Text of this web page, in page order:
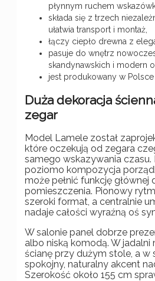
płynnym ruchem
składa się z trzech
ułatwia transport i montaż,
łączy ciepło drewna z
pasuje do wnętrz
skandynawskich i modern
jest produkowany w Polsce
Duża dekoracja
zegar
Model Lamele został
które oczekują od zegara
samego wskazywania czasu.
poziomo kompozycja
może pełnić funkcję głównej
pomieszczenia. Pionowy
szeroki format, a centralnie
nadaje całości wyraźną oś
W salonie panel dobrze
albo niską komodą. W jadalni
ścianę przy dużym stole, a w
spokojny, naturalny akcent
Szerokość około 155 cm